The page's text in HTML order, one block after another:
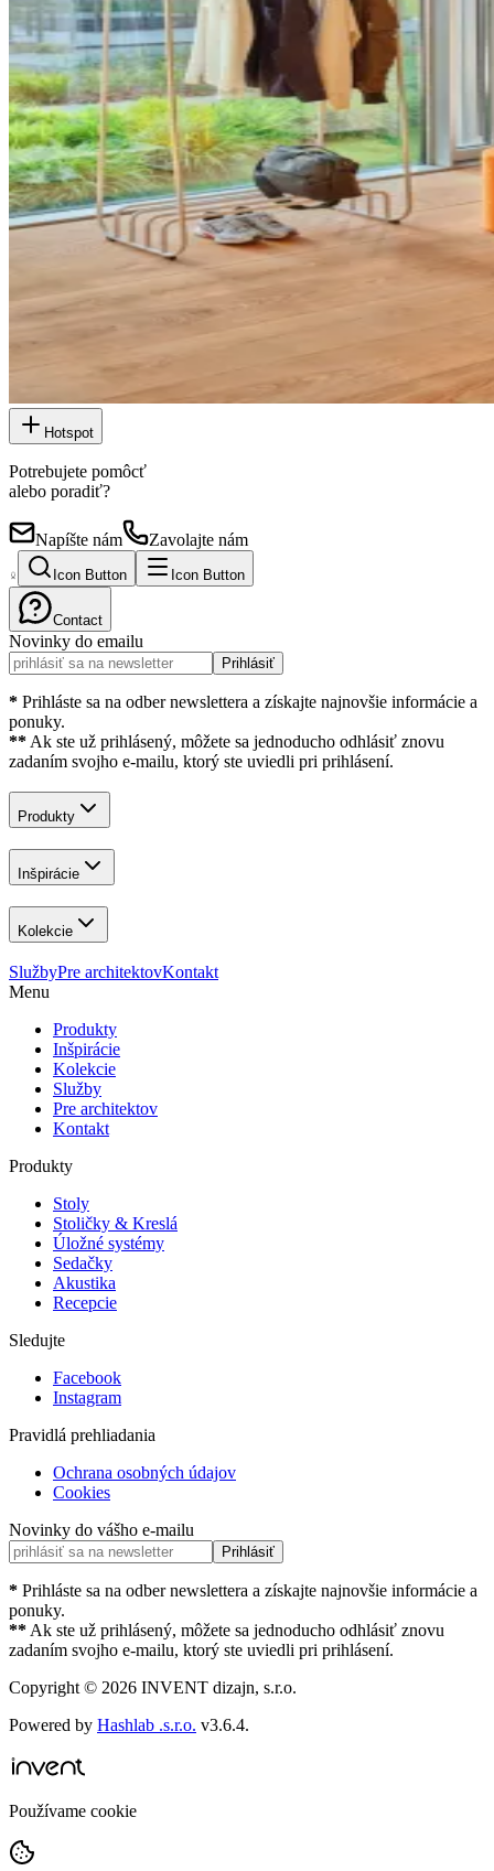
Hotspot
Potrebujete pomôcť
alebo poradiť?
Napíšte nám Zavolajte nám
Icon Button Icon Button
Contact
Novinky do emailu
Prihlásiť
* Prihláste sa na odber newslettera a získajte najnovšie informácie a
ponuky.
** Ak ste už prihlásený, môžete sa jednoducho odhlásiť znovu
zadaním svojho e-mailu, ktorý ste uviedli pri prihlásení.
Produkty
Inšpirácie
Kolekcie
SlužbyPre architektovKontakt
Menu
Produkty
Inšpirácie
Kolekcie
Služby
Pre architektov
Kontakt
Produkty
Stoly
Stoličky & Kreslá
Úložné systémy
Sedačky
Akustika
Recepcie
Sledujte
Facebook
Instagram
Pravidlá prehliadania
Ochrana osobných údajov
Cookies
Novinky do vášho e-mailu
Prihlásiť
* Prihláste sa na odber newslettera a získajte najnovšie informácie a
ponuky.
**Ak ste už prihlásený, môžete sa jednoducho odhlásiť znovu
zadaním svojho e-mailu, ktorý ste uviedli pri prihlásení.
Copyright © 2026 INVENT dizajn, s.r.o.
Powered by Hashlab .s.r.o. v3.6.4.
Používame cookie